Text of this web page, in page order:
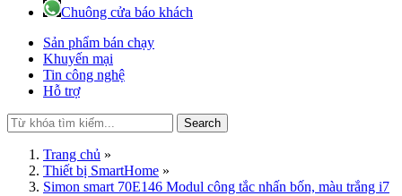
Chuông cửa báo khách
Sản phẩm bán chạy
Khuyến mại
Tin công nghệ
Hỗ trợ
Search
Trang chủ »
Thiết bị SmartHome »
Simon smart 70E146 Modul công tắc nhấn bốn, màu trắng i7